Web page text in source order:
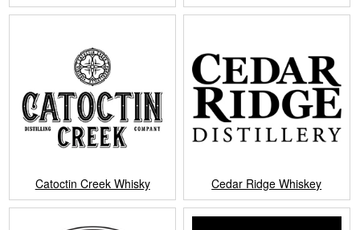
Catoctin Creek Whisky Cedar Ridge Whiskey